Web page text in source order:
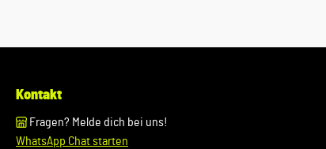
Kontakt
Fragen? Melde dich bei uns!
WhatsApp Chat starten